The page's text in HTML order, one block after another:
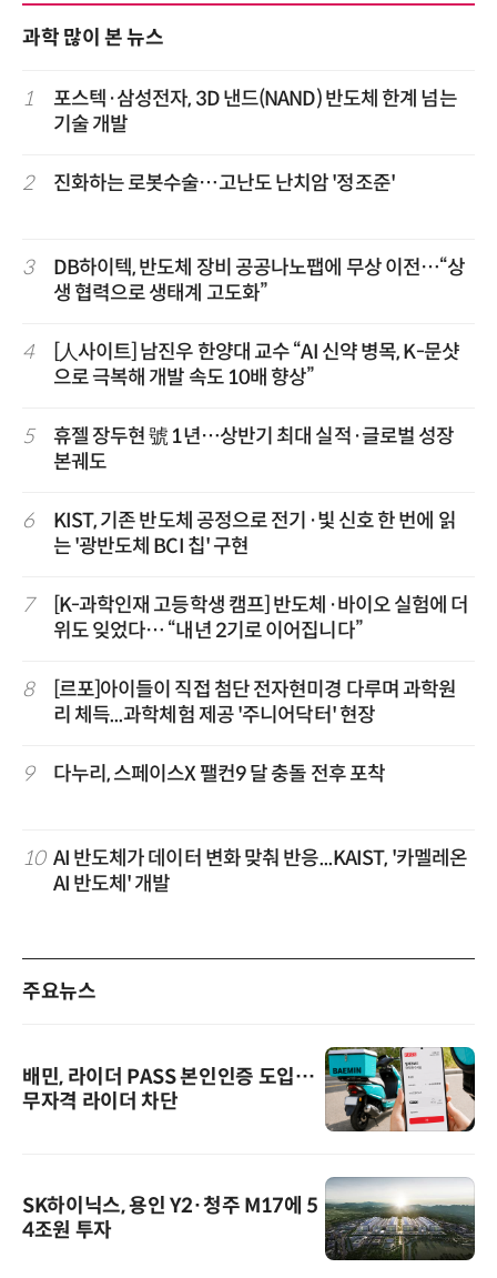
과학 많이 본 뉴스
1
포스텍·삼성전자, 3D 낸드(NAND) 반도체 한계 넘는
기술 개발
2 진화하는 로봇수술…고난도 난치암 '정조준'
3
DB하이텍, 반도체 장비 공공나노팹에 무상 이전…“상
생 협력으로 생태계 고도화”
4
[人사이트] 남진우 한양대 교수 “AI 신약 병목, K-문샷
으로 극복해 개발 속도 10배 향상”
5
휴젤 장두현 號 1년…상반기 최대 실적·글로벌 성장
본궤도
6
KIST, 기존 반도체 공정으로 전기·빛 신호 한 번에 읽
는 '광반도체 BCI 칩' 구현
7
[K-과학인재 고등학생 캠프] 반도체·바이오 실험에 더
위도 잊었다… “내년 2기로 이어집니다”
8
[르포]아이들이 직접 첨단 전자현미경 다루며 과학원
리 체득...과학체험 제공 '주니어닥터' 현장
9 다누리, 스페이스X 팰컨9 달 충돌 전후 포착
10 AI 반도체가 데이터 변화 맞춰 반응...KAIST, '카멜레온
AI 반도체' 개발
주요뉴스
배민, 라이더 PASS 본인인증 도입…
무자격 라이더 차단
SK하이닉스, 용인 Y2·청주 M17에 5
4조원 투자